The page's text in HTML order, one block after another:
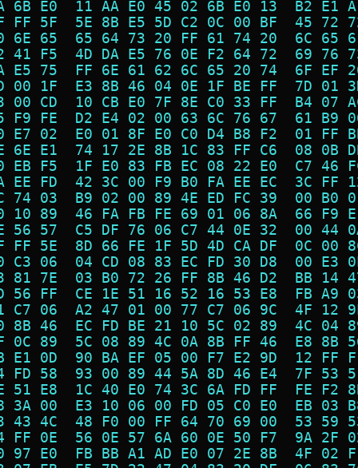
6B E0  11 AA E0 45 02 6B E0 13  B2
FF 5F  5E 8B E5 5D C2 0C 00 BF  45
6E 65  65 64 73 20 FF 61 74 20  6C
41 F5  4D DA E5 76 0E F2 64 72  69
E5 75  FF 6E 61 62 6C 65 20 74  6F
00 1F  E3 8B 46 04 0E 1F BE FF  7D
00 CD  10 CB E0 7F 8E C0 33 FF  B4
F9 FE  D2 E4 02 00 63 6C 76 67  61
E7 02  E0 01 8F E0 C0 D4 B8 F2  01
6E E1  74 17 2E 8B 1C 83 FF C6  08
EB F5  1F E0 83 FB EC 08 22 E0  C7
EE FD  42 3C 00 F9 B0 FA EE EC  3C
74 03  B9 02 00 89 4E ED FC 39  00
10 89  46 FA FB FE 69 01 06 8A  66
56 57  C5 DF 76 06 C7 44 0E 32  00
FF 5E  8D 66 FE 1F 5D 4D CA DF  0C
C3 06  04 CD 08 83 EC FD 30 D8  00
81 7E  03 B0 72 26 FF 8B 46 D2  BB
56 FF  CE 1E 51 16 52 16 53 E8  FB
C7 06  A2 47 01 00 77 C7 06 9C  4F
8B 46  EC FD BE 21 10 5C 02 89  4C
0C 89  5C 08 89 4C 0A 8B FF 46  E8
E1 0D  90 BA EF 05 00 F7 E2 9D  12
FD 58  93 00 89 44 5A 8D 46 E4  7F
51 E8  1C 40 E0 74 3C 6A FD FF  FE
3A 00  E3 10 06 00 FD 05 C0 E0  EB
43 4C  48 F0 00 FF 64 70 69 00  53
FF 0E  56 0E 57 6A 60 0E 50 F7  9A
97 E0  FB BB A1 AD E0 07 2E 8B  4F